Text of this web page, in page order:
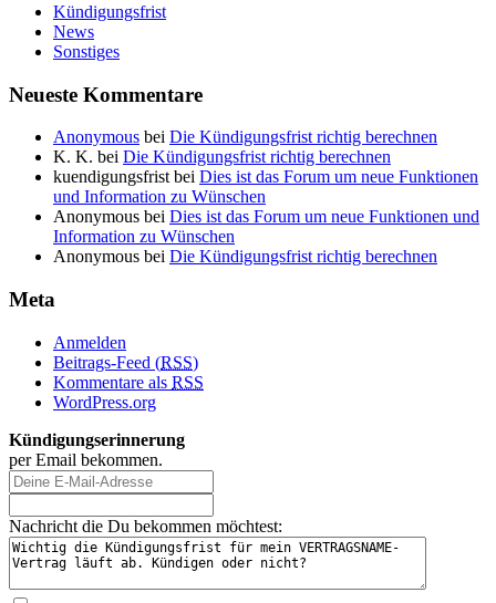
Kündigungsfrist
News
Sonstiges
Neueste Kommentare
Anonymous bei Die Kündigungsfrist richtig berechnen
K. K. bei Die Kündigungsfrist richtig berechnen
kuendigungsfrist bei Dies ist das Forum um neue Funktionen
und Information zu Wünschen
Anonymous bei Dies ist das Forum um neue Funktionen und
Information zu Wünschen
Anonymous bei Die Kündigungsfrist richtig berechnen
Meta
Anmelden
Beitrags-Feed (RSS)
Kommentare als RSS
WordPress.org
Kündigungserinnerung
per Email bekommen.
Nachricht die Du bekommen möchtest: